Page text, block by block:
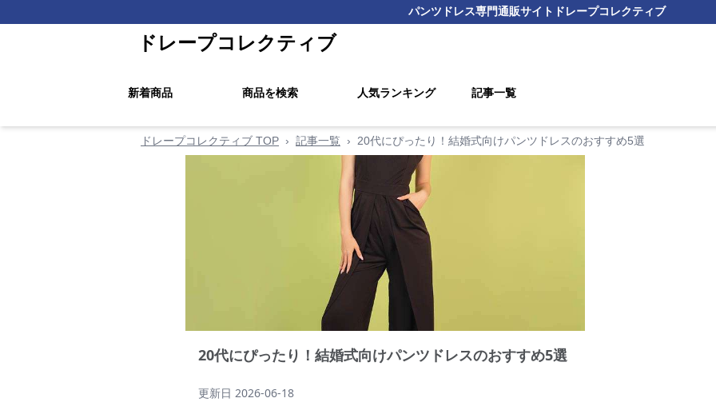
パンツドレス専門通販サイト ドレープコレクティブ
ドレープコレクティブ
新着商品 商品を検索 人気ランキング 記事一覧
ドレープコレクティブ TOP › 記事一覧 › 20代にぴったり！結婚式向けパンツドレスのおすすめ5選
20代にぴったり！結婚式向けパンツドレスのおすすめ5選
更新日 2026-06-18